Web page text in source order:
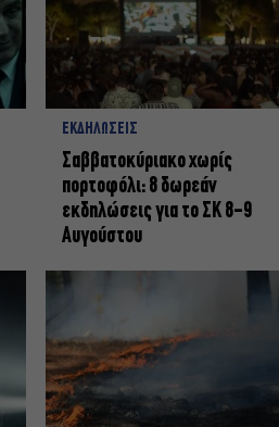
ΕΚΔΗΛΩΣΕΙΣ
Σαββατοκύριακο χωρίς
πορτοφόλι: 8 δωρεάν
εκδηλώσεις για το ΣΚ 8-9
Αυγούστου